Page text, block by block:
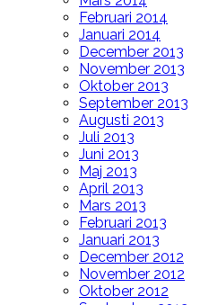
Februari 2014
Januari 2014
December 2013
November 2013
Oktober 2013
September 2013
Augusti 2013
Juli 2013
Juni 2013
Maj 2013
April 2013
Mars 2013
Februari 2013
Januari 2013
December 2012
November 2012
Oktober 2012